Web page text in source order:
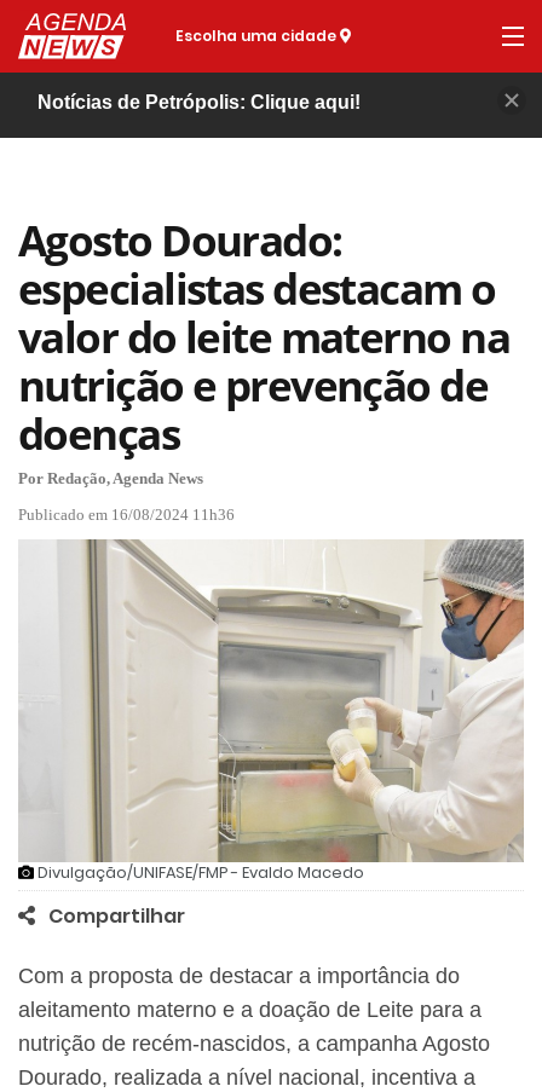
Escolha uma cidade
Notícias de Petrópolis: Clique aqui!
Agosto Dourado:
especialistas destacam o
valor do leite materno na
nutrição e prevenção de
doenças
Por Redação, Agenda News
Publicado em 16/08/2024 11h36
Divulgação/UNIFASE/FMP - Evaldo Macedo
Compartilhar
Com a proposta de destacar a importância do
aleitamento materno e a doação de Leite para a
nutrição de recém-nascidos, a campanha Agosto
Dourado, realizada a nível nacional, incentiva a